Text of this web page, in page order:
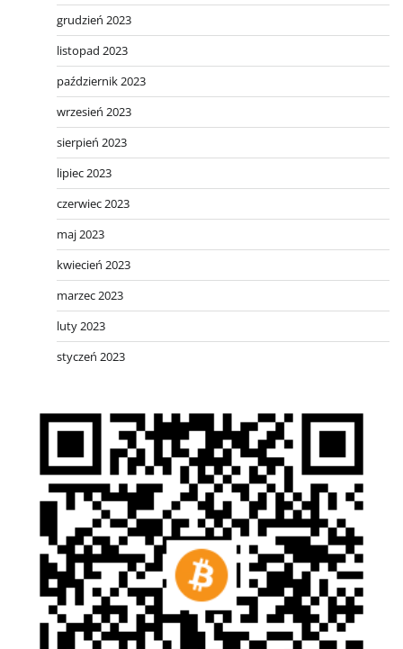
grudzień 2023
listopad 2023
październik 2023
wrzesień 2023
sierpień 2023
lipiec 2023
czerwiec 2023
maj 2023
kwiecień 2023
marzec 2023
luty 2023
styczeń 2023